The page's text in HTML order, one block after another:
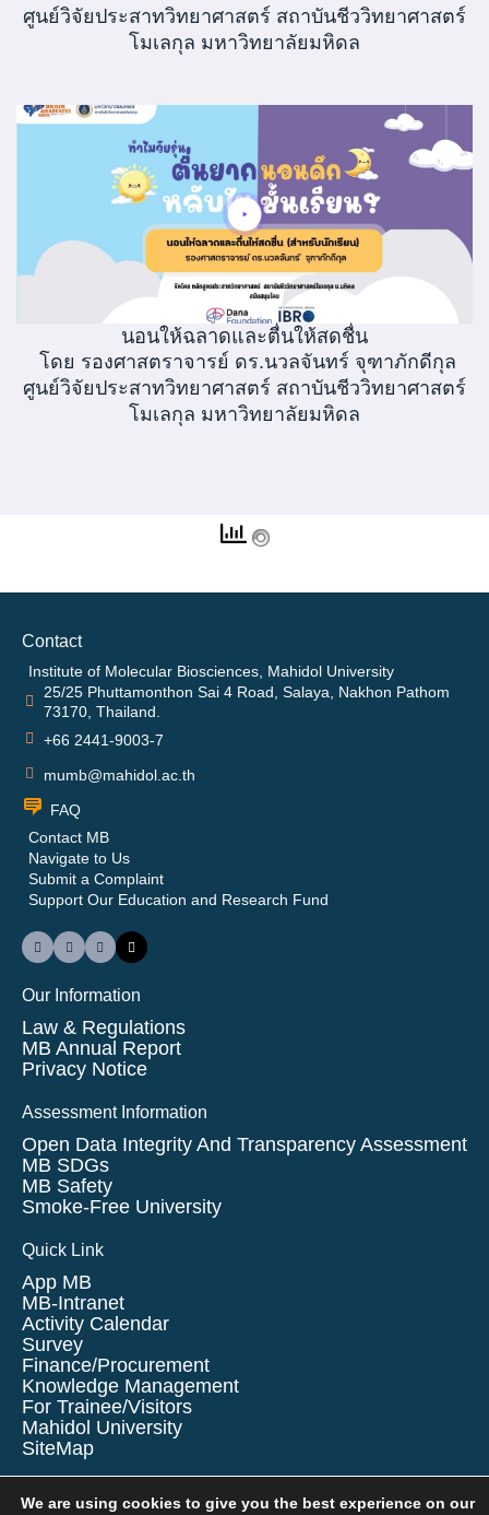
ศูนย์วิจัยประสาทวิทยาศาสตร์ สถาบันชีววิทยาศาสตร์
โมเลกุล มหาวิทยาลัยมหิดล
นอนให้ฉลาดและตื่นให้สดชื่น
โดย รองศาสตราจารย์ ดร.นวลจันทร์ จุฑาภักดีกุล
ศูนย์วิจัยประสาทวิทยาศาสตร์ สถาบันชีววิทยาศาสตร์
โมเลกุล มหาวิทยาลัยมหิดล
Contact
Institute of Molecular Biosciences, Mahidol University
25/25 Phuttamonthon Sai 4 Road, Salaya, Nakhon Pathom
73170, Thailand.
+66 2441-9003-7
mumb@mahidol.ac.th
FAQ
Contact MB
Navigate to Us
Submit a Complaint
Support Our Education and Research Fund
Our Information
Law & Regulations
MB Annual Report
Privacy Notice
Assessment Information
Open Data Integrity And Transparency Assessment
MB SDGs
MB Safety
Smoke-Free University
Quick Link
App MB
MB-Intranet
Activity Calendar
Survey
Finance/Procurement
Knowledge Management
For Trainee/visitors
Mahidol University
SiteMap
We are using cookies to give you the best experience on our